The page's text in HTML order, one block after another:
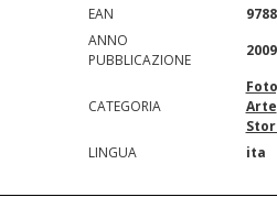
EAN
ANNO
PUBBLICAZIONE
2009
CATEGORIA
Arte
LINGUA
ita